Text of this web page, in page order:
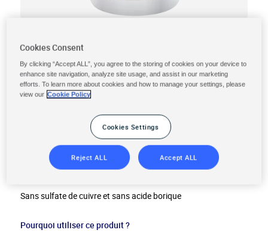
CHLORE MULTIFONCTION tout-
en-un galets de 135g
Format produit :Galets 135 g
Conditionnement :Pot de1,08 kg
Sans sulfate de cuivre et sans acide borique
Pourquoi utiliser ce produit ?
Cookies Consent
By clicking “Accept ALL”, you agree to the storing of cookies on your device to
enhance site navigation, analyze site usage, and assist in our marketing
efforts. To learn more about cookies and how to manage your settings, please
view our Cookie Policy
Cookies Settings
Reject ALL Accept ALL